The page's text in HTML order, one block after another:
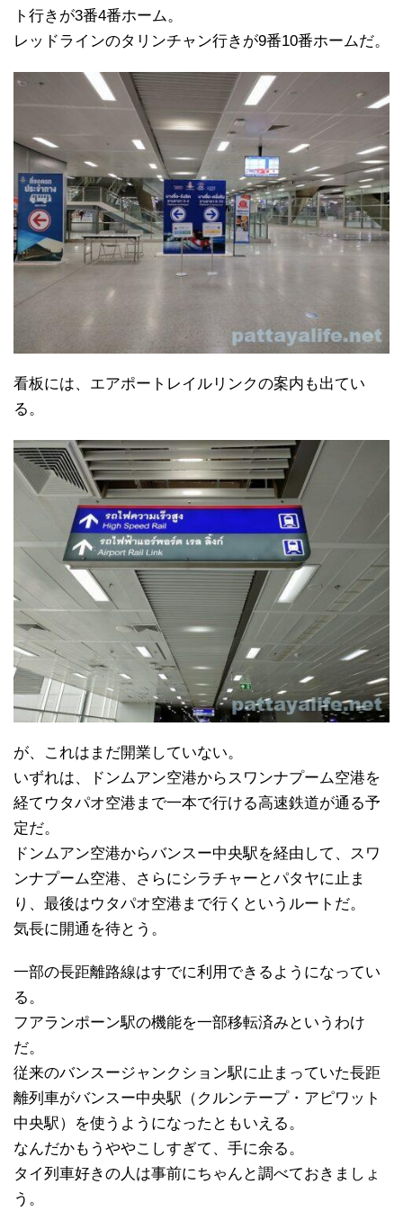
ト行きが3番4番ホーム。
レッドラインのタリンチャン行きが9番10番ホームだ。
看板には、エアポートレイルリンクの案内も出てい
る。
が、これはまだ開業していない。
いずれは、ドンムアン空港からスワンナプーム空港を
経てウタパオ空港まで一本で行ける高速鉄道が通る予
定だ。
ドンムアン空港からバンスー中央駅を経由して、スワ
ンナプーム空港、さらにシラチャーとパタヤに止ま
り、最後はウタパオ空港まで行くというルートだ。
気長に開通を待とう。
一部の長距離路線はすでに利用できるようになってい
る。
フアランポーン駅の機能を一部移転済みというわけ
だ。
従来のバンスージャンクション駅に止まっていた長距
離列車がバンスー中央駅（クルンテープ・アピワット
中央駅）を使うようになったともいえる。
なんだかもうややこしすぎて、手に余る。
タイ列車好きの人は事前にちゃんと調べておきましょ
う。